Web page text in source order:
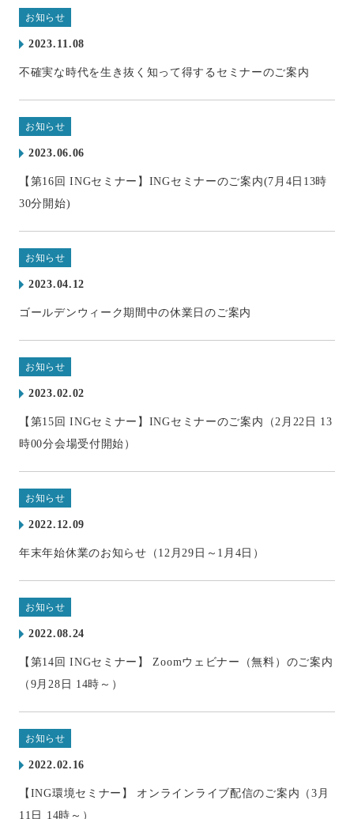
お知らせ
2023.11.08
不確実な時代を生き抜く知って得するセミナーのご案内
お知らせ
2023.06.06
【第16回 INGセミナー】INGセミナーのご案内(7月4日13時
30分開始)
お知らせ
2023.04.12
ゴールデンウィーク期間中の休業日のご案内
お知らせ
2023.02.02
【第15回 INGセミナー】INGセミナーのご案内（2月22日 13
時00分会場受付開始）
お知らせ
2022.12.09
年末年始休業のお知らせ（12月29日～1月4日）
お知らせ
2022.08.24
【第14回 INGセミナー】 Zoomウェビナー（無料）のご案内
（9月28日 14時～）
お知らせ
2022.02.16
【ING環境セミナー】 オンラインライブ配信のご案内（3月
11日 14時～）